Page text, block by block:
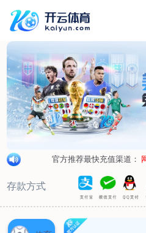
Menu
网站首页
关于我们
产品中心
荣誉资质
厂区设备
人才招聘
新闻中心
销售网点